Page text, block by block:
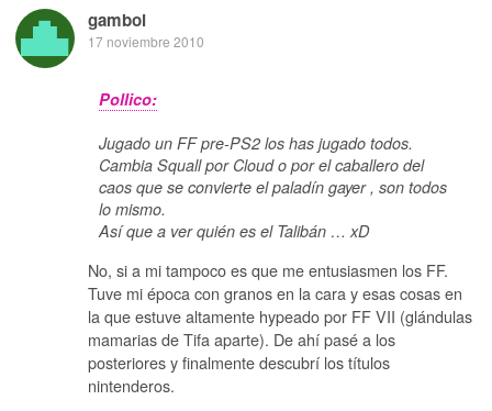
gamboi
17 noviembre 2010
Pollico:
Jugado un FF pre-PS2 los has jugado todos.
Cambia Squall por Cloud o por el caballero del
caos que se convierte el paladín gayer , son todos
lo mismo.
Así que a ver quién es el Talibán … xD
No, si a mi tampoco es que me entusiasmen los FF.
Tuve mi época con granos en la cara y esas cosas en
la que estuve altamente hypeado por FF VII (glándulas
mamarias de Tifa aparte). De ahí pasé a los
posteriores y finalmente descubrí los títulos
nintenderos.